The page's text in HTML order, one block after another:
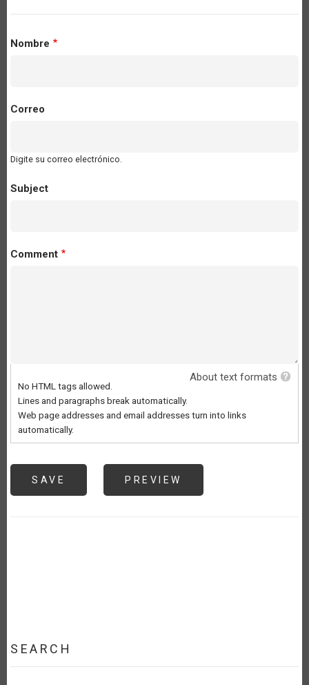
Nombre
Correo
Digite su correo electrónico.
Subject
Comment
About text formats
No HTML tags allowed.
Lines and paragraphs break automatically.
Web page addresses and email addresses turn into links
automatically.
SEARCH